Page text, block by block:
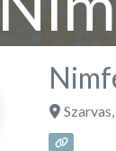
Szarvas,